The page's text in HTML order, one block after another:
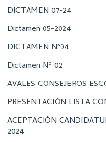
DICTAMEN 07-24
Dictamen 05-2024
DICTAMEN N°04
Dictamen Nº 02
AVALES CONSEJEROS
PRESENTACIÓN LISTA
ACEPTACIÓN
2024